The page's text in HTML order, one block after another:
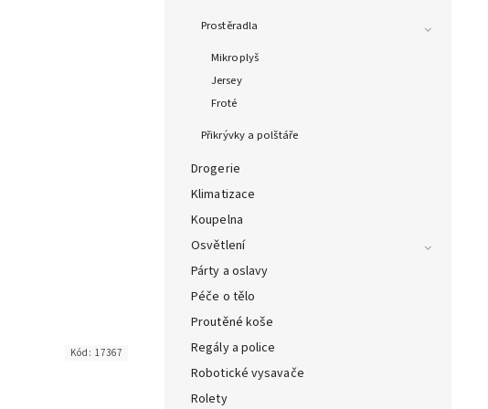
Prostěradla
Mikroplyš
Jersey
Froté
Přikrývky a polštáře
Drogerie
Klimatizace
Koupelna
Osvětlení
Párty a oslavy
Péče o tělo
Proutěné koše
Regály a police
Robotické vysavače
Rolety
Kód: 17367